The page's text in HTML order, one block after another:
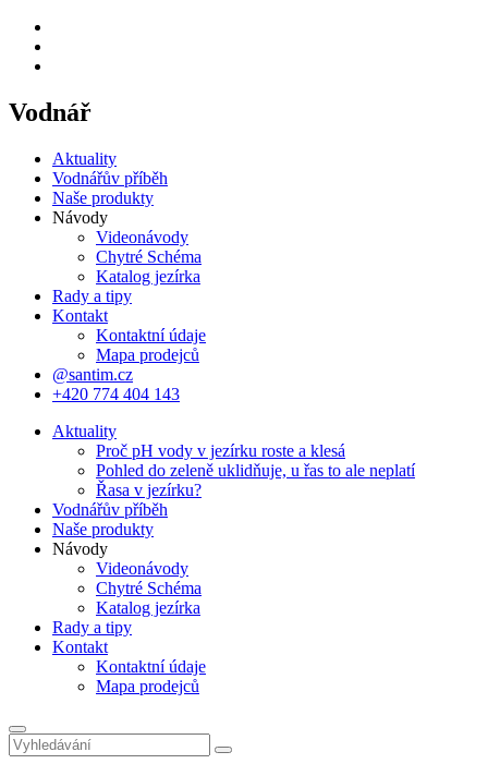
Vodnář
Aktuality
Vodnářův příběh
Naše produkty
Návody
Videonávody
Chytré Schéma
Katalog jezírka
Rady a tipy
Kontakt
Kontaktní údaje
Mapa prodejců
@santim.cz
+420 774 404 143
Aktuality
Proč pH vody v jezírku roste a klesá
Pohled do zeleně uklidňuje, u řas to ale neplatí
Řasa v jezírku?
Vodnářův příběh
Naše produkty
Návody
Videonávody
Chytré Schéma
Katalog jezírka
Rady a tipy
Kontakt
Kontaktní údaje
Mapa prodejců